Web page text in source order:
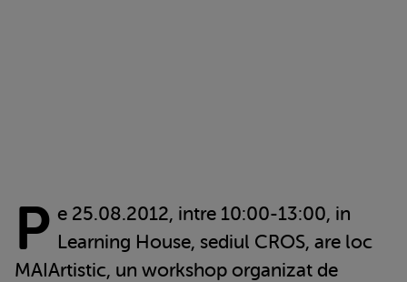
P e 25.08.2012, intre 10:00-13:00, in
Learning House, sediul CROS, are loc
MAIArtistic, un workshop organizat de